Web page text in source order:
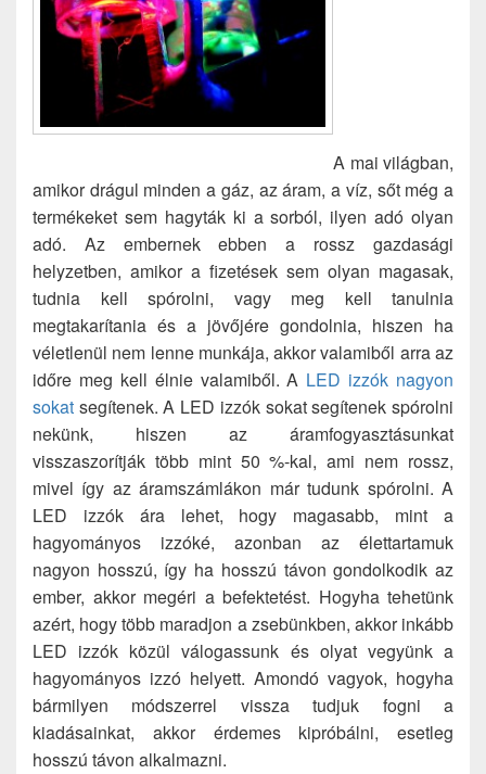
A mai világban,
amikor drágul minden a gáz, az áram, a víz, sőt még a
termékeket sem hagyták ki a sorból, ilyen adó olyan
adó. Az embernek ebben a rossz gazdasági
helyzetben, amikor a fizetések sem olyan magasak,
tudnia kell spórolni, vagy meg kell tanulnia
megtakarítania és a jövőjére gondolnia, hiszen ha
véletlenül nem lenne munkája, akkor valamiből arra az
időre meg kell élnie valamiből. A LED izzók nagyon
sokat segítenek. A LED izzók sokat segítenek spórolni
nekünk, hiszen az áramfogyasztásunkat
visszaszorítják több mint 50 %-kal, ami nem rossz,
mivel így az áramszámlákon már tudunk spórolni. A
LED izzók ára lehet, hogy magasabb, mint a
hagyományos izzóké, azonban az élettartamuk
nagyon hosszú, így ha hosszú távon gondolkodik az
ember, akkor megéri a befektetést. Hogyha tehetünk
azért, hogy több maradjon a zsebünkben, akkor inkább
LED izzók közül válogassunk és olyat vegyünk a
hagyományos izzó helyett. Amondó vagyok, hogyha
bármilyen módszerrel vissza tudjuk fogni a
kiadásainkat, akkor érdemes kipróbálni, esetleg
hosszú távon alkalmazni.